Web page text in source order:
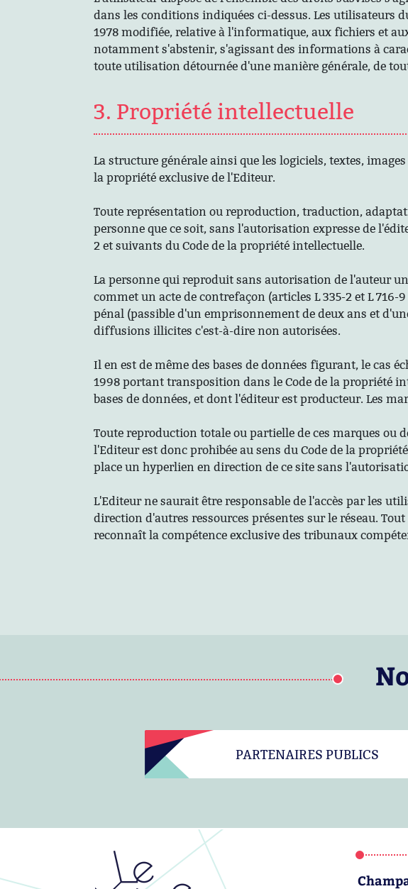
dans les conditions indiquées ci-dessus. Les utilisateurs
1978 modifiée, relative à l'informatique, aux fichiers et
notamment s'abstenir, s'agissant des informations à
toute utilisation détournée d'une manière générale, de
3. Propriété intellectuelle
La structure générale ainsi que les logiciels, textes,
la propriété exclusive de l'Editeur.
Toute représentation ou reproduction, traduction,
personne que ce soit, sans l'autorisation expresse de
2 et suivants du Code de la propriété intellectuelle.
La personne qui reproduit sans autorisation de l'auteur
commet un acte de contrefaçon (articles L 335-2 et L
pénal (passible d'un emprisonnement de deux ans et
diffusions illicites c'est-à-dire non autorisées.
Il en est de même des bases de données figurant, le cas
1998 portant transposition dans le Code de la propriété
bases de données, et dont l'éditeur est producteur. Les
Toute reproduction totale ou partielle de ces marques ou
l'Editeur est donc prohibée au sens du Code de la
place un hyperlien en direction de ce site sans
L'Editeur ne saurait être responsable de l'accès par les
direction d'autres ressources présentes sur le réseau.
reconnaît la compétence exclusive des tribunaux
PARTENAIRES PUBLICS